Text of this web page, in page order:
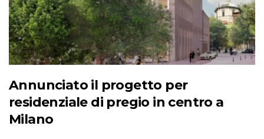
Annunciato il progetto per
residenziale di pregio in centro a
Milano